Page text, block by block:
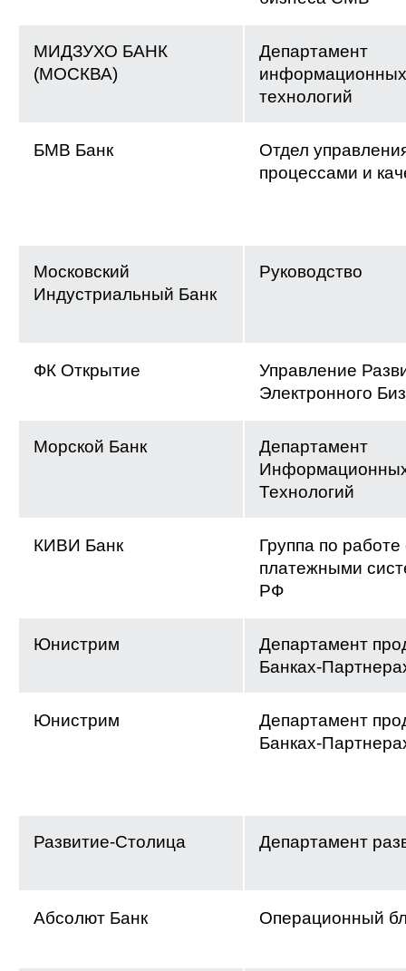
МИДЗУХО БАНК
(МОСКВА)
Департамент
информационных
технологий
БМВ Банк
Отдел
процессами и
Московский
Индустриальный Банк
Руководство
ФК Открытие
Управление
Электронного
Морской Банк
Департамент
Технологий
КИВИ Банк
Группа по работе
платежными
РФ
Юнистрим
Департамент
Банках-
Юнистрим
Департамент
Банках-
Развитие-Столица Департамент
Абсолют Банк Операционный